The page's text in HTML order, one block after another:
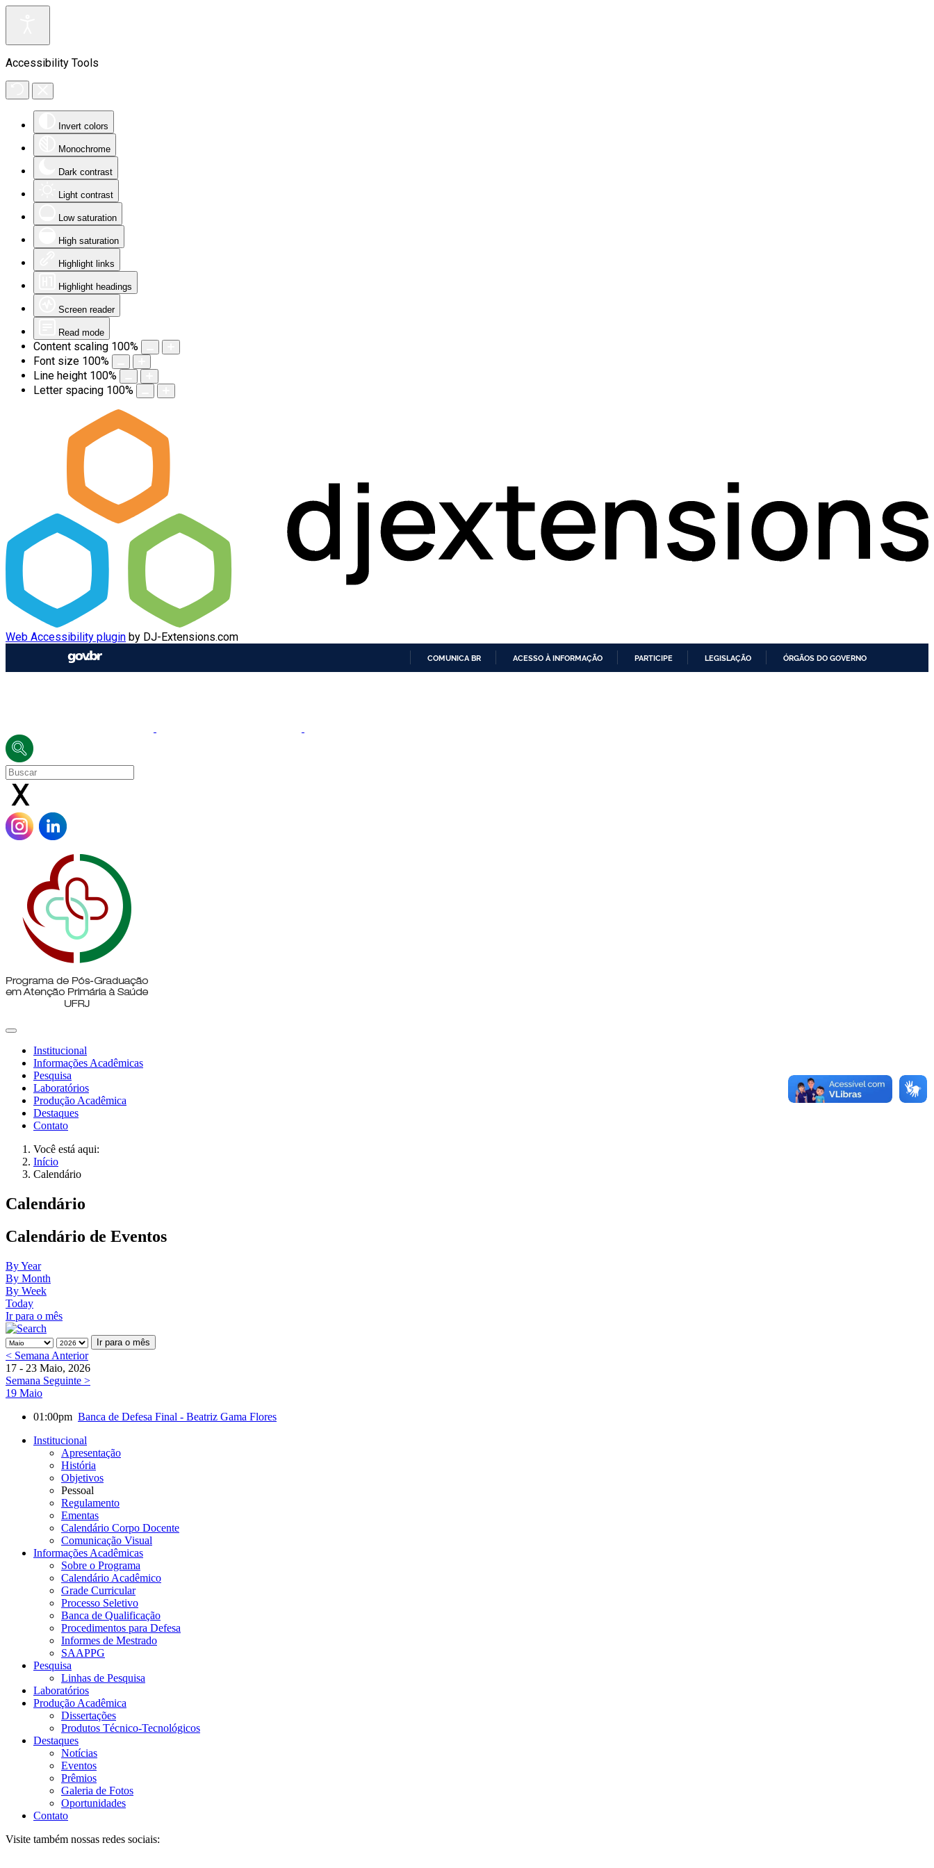
Accessibility Tools
Invert colors
Monochrome
Dark contrast
Light contrast
Low saturation
High saturation
Highlight links
Highlight headings
Screen reader
Read mode
Content scaling 100%
Font size 100%
Line height 100%
Letter spacing 100%
Web Accessibility plugin by DJ-Extensions.com
COMUNICA BR ACESSO À INFORMAÇÃO PARTICIPE LEGISLAÇÃO ÓRGÃOS DO GOVERNO
Institucional
Informações Acadêmicas
Pesquisa
Laboratórios
Produção Acadêmica
Destaques
Contato
Você está aqui:
Início
Calendário
Calendário
Calendário de Eventos
By Year
By Month
By Week
Today
Ir para o mês
Ir para o mês
< Semana Anterior
17 - 23 Maio, 2026
Semana Seguinte >
19 Maio
01:00pm Banca de Defesa Final - Beatriz Gama Flores
Institucional
Apresentação
História
Objetivos
Pessoal
Regulamento
Ementas
Calendário Corpo Docente
Comunicação Visual
Informações Acadêmicas
Sobre o Programa
Calendário Acadêmico
Grade Curricular
Processo Seletivo
Banca de Qualificação
Procedimentos para Defesa
Informes de Mestrado
SAAPPG
Pesquisa
Linhas de Pesquisa
Laboratórios
Produção Acadêmica
Dissertações
Produtos Técnico-Tecnológicos
Destaques
Notícias
Eventos
Prêmios
Galeria de Fotos
Oportunidades
Contato
Visite também nossas redes sociais: